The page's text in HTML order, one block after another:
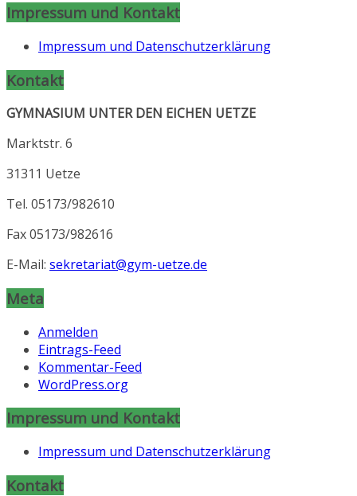
Impressum und Kontakt
Impressum und Datenschutzerklärung
Kontakt
GYMNASIUM UNTER DEN EICHEN UETZE
Marktstr. 6
31311 Uetze
Tel. 05173/982610
Fax 05173/982616
E-Mail: sekretariat@gym-uetze.de
Meta
Anmelden
Eintrags-Feed
Kommentar-Feed
WordPress.org
Impressum und Kontakt
Impressum und Datenschutzerklärung
Kontakt